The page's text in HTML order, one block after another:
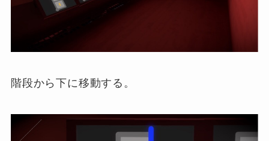
階段から下に移動する。